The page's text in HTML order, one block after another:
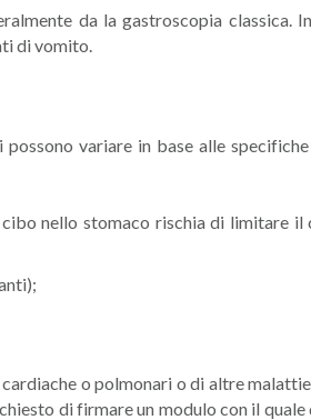
da la gastroscopia classica.
di vomito.
variare in base alle
nello stomaco rischia di limitare il
o polmonari o di altre
di firmare un modulo con il